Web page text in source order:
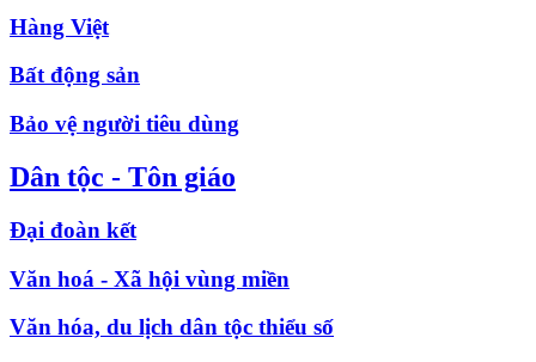
Hàng Việt
Bất động sản
Bảo vệ người tiêu dùng
Dân tộc - Tôn giáo
Đại đoàn kết
Văn hoá - Xã hội vùng miền
Văn hóa, du lịch dân tộc thiểu số